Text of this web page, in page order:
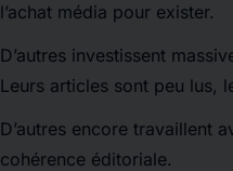
l’achat média pour exister.
D’autres investissent
Leurs articles sont peu lus,
D’autres encore travaillent
cohérence éditoriale.